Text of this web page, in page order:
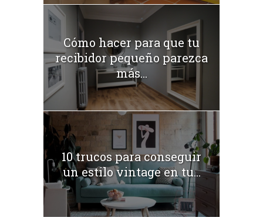
Cómo hacer para que tu
recibidor pequeño parezca
más...
10 trucos para conseguir
un estilo vintage en tu...